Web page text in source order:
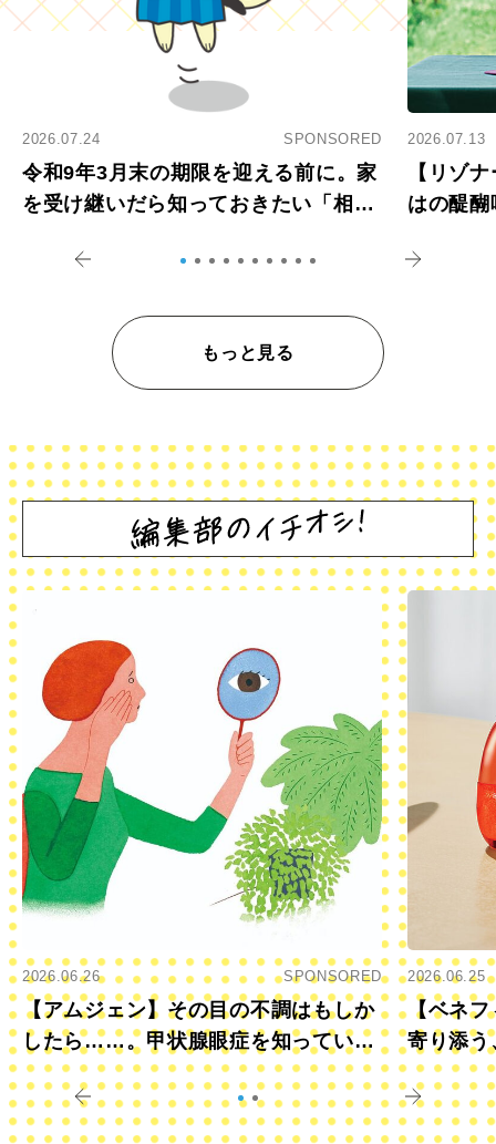
2026.07.24 SPONSORED
令和9年3月末の期限を迎える前に。家
を受け継いだら知っておきたい「相続
2026.07.13
【リゾ
はの醍
もっと見る
2026.06.26 SPONSORED
【アムジェン】その目の不調はもしか
したら……。甲状腺眼症を知っていま
すか？
2026.06.25
【ベネフ
寄り添う
きに